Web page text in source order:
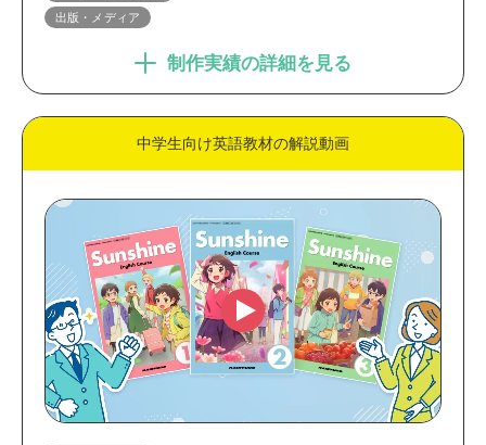
出版・メディア
制作実績の詳細を見る
中学生向け英語教材の解説動画